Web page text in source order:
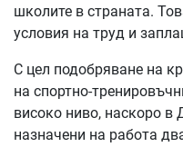
школите в страната.
условия на труд и
С цел подобряване на
на спортно-
високо ниво, наскоро
назначени на работа